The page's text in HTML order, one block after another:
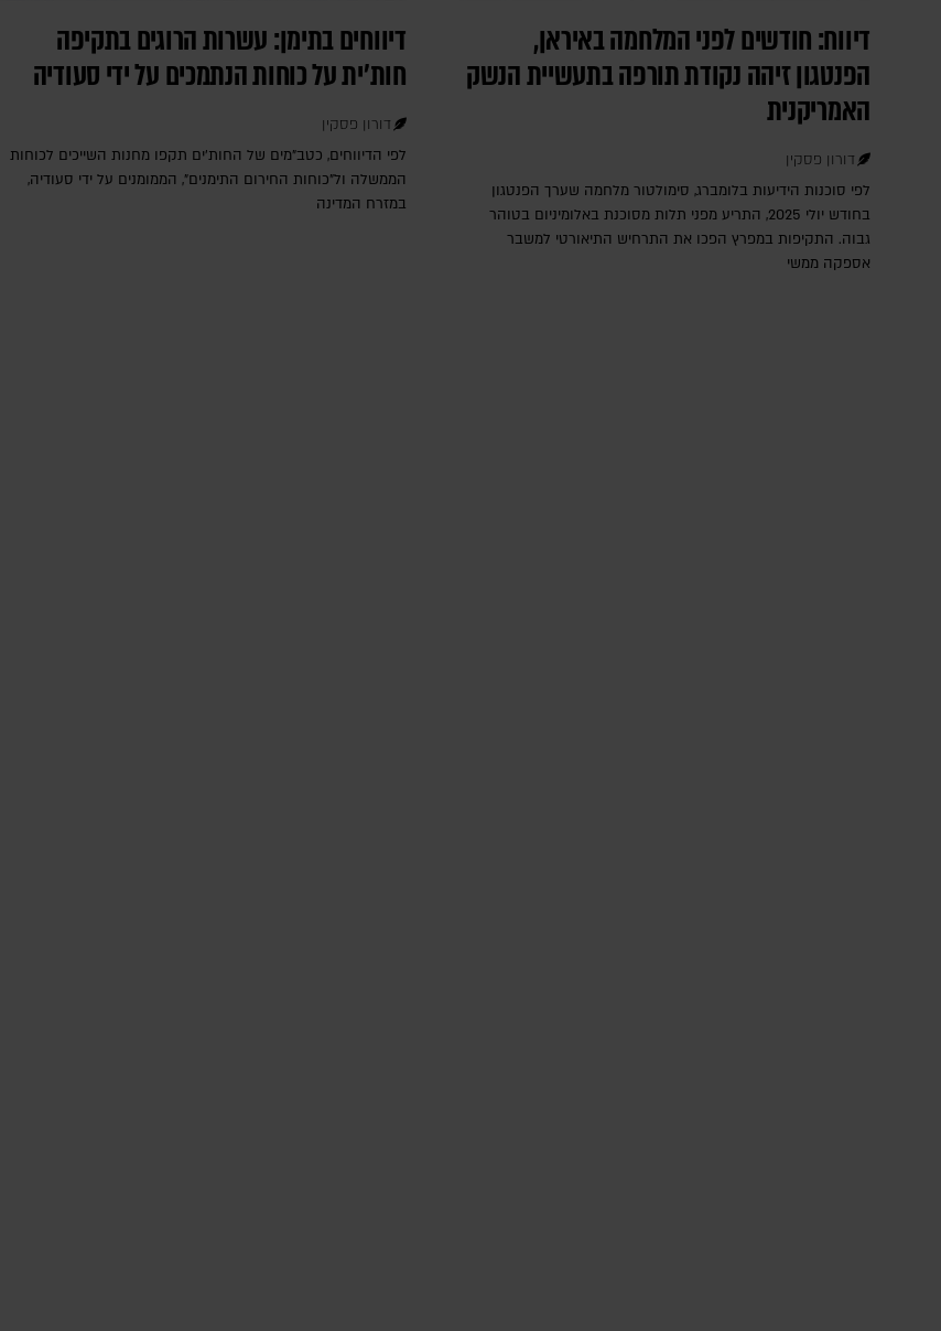
דיווח: חודשים לפני המלחמה באיראן,
הפנטגון זיהה נקודת תורפה בתעשיית הנשק
האמריקנית
דורון פסקין
לפי סוכנות הידיעות בלומברג, סימולטור מלחמה שערך הפנטגון
בחודש יולי 2025, התריע מפני תלות מסוכנת באלומיניום בטוהר
גבוה. התקיפות במפרץ הפכו את התרחיש התיאורטי למשבר
אספקה ממשי
דיווחים בתימן: עשרות הרוגים בתקיפה
חות'ית על כוחות הנתמכים על ידי סעודיה
דורון פסקין
לפי הדיווחים, כטב"מים של החות'ים תקפו מחנות השייכים לכוחות
הממשלה ול"כוחות החירום התימנים", הממומנים על ידי סעודיה,
במזרח המדינה